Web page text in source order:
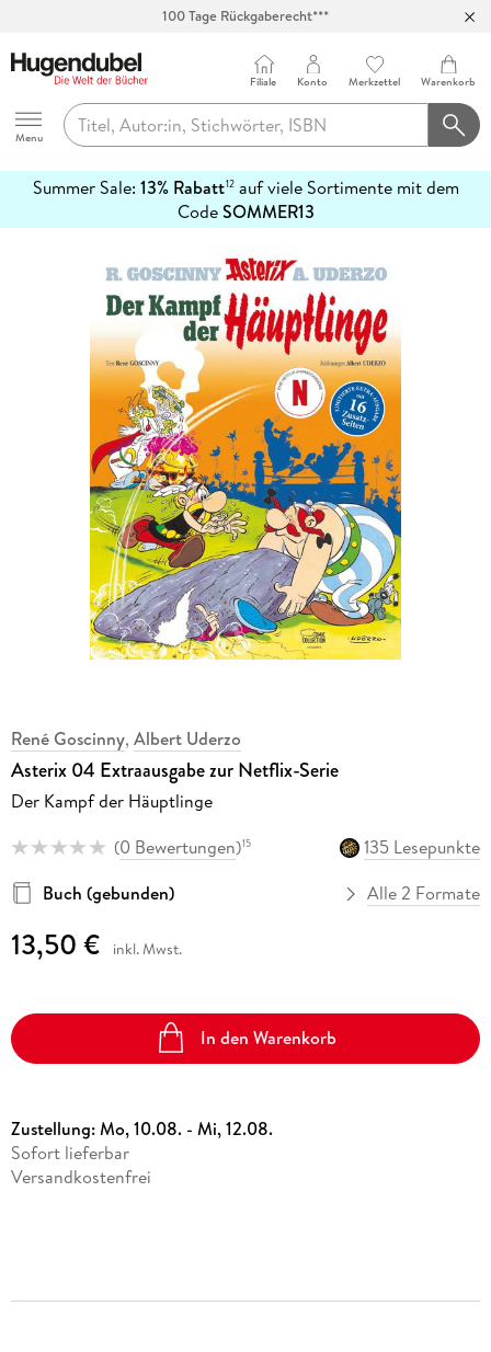
100 Tage Rückgaberecht***
Hugendubel
Menu
Filiale Konto Merkzettel Warenkorb
Summer Sale: 13% Rabatt12auf viele Sortimente mit dem
CodeSOMMER13
erfahren
René Goscinny, Albert Uderzo
Asterix 04 Extraausgabe zur Netflix-Serie
Der Kampf der Häuptlinge
(0 Bewertungen)15
135 Lesepunkte
Buch (gebunden)
Alle 2 Formate
13,50 € inkl. Mwst.
In den Warenkorb
Zustellung:Mo, 10.08. - Mi, 12.08.
Sofort lieferbar
Versandkostenfrei